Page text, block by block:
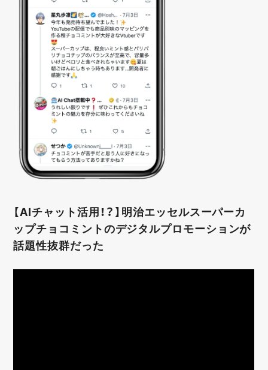
【AIチャット活用！？】明治エッセルスーパーカ
ップチョコミントのデジタルプロモーションが
話題性抜群だった